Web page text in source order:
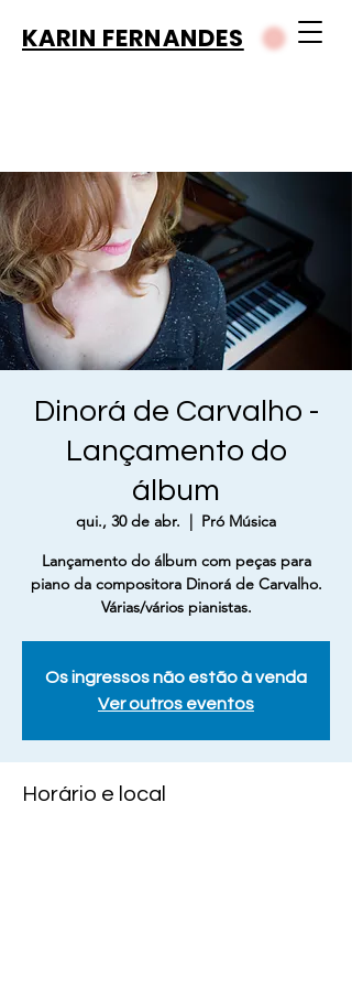
KARIN FERNANDES
Dinorá de Carvalho -
Lançamento do
álbum
qui., 30 de abr.
  |
Pró Música
Lançamento do álbum com peças para
piano da compositora Dinorá de Carvalho.
Várias/vários pianistas.
Os ingressos não estão à venda
Ver outros eventos
Horário e local